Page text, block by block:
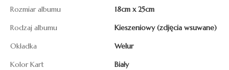
Rozmiar albumu
18cm x 25cm
Rodzaj albumu
Kieszeniowy (zdjęcia wsuwane)
Okładka
Welur
Kolor Kart
Biały